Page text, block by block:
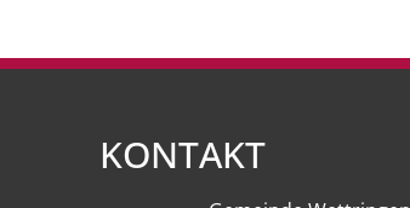
KONTAKT